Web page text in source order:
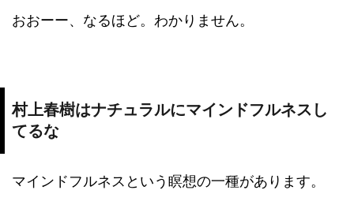
おおーー、なるほど。わかりません。
村上春樹はナチュラルにマインドフルネスし
てるな
マインドフルネスという瞑想の一種があります。